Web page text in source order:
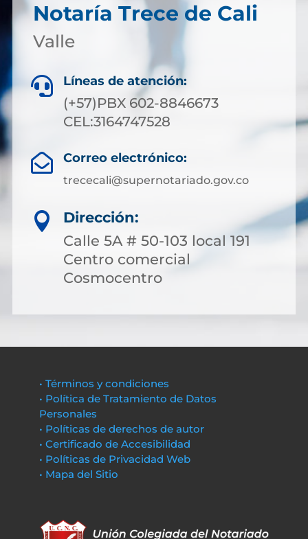
Notaría Trece de Cali
Valle
 Líneas de atención:
(+57)PBX 602-8846673
CEL:3164747528
 Correo electrónico:
trececali@supernotariado.gov.co

Dirección:
Calle 5A # 50-103 local 191
Centro comercial
Cosmocentro
• Términos y condiciones
• Política de Tratamiento de Datos
Personales
• Políticas de derechos de autor
• Certificado de Accesibilidad
• Políticas de Privacidad Web
• Mapa del Sitio